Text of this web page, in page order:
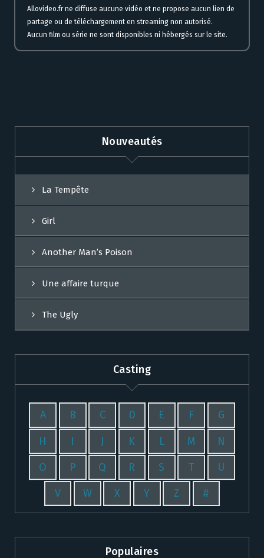
Allovideo.fr ne diffuse aucune vidéo et ne propose aucun lien de
partage ou de téléchargement en streaming non autorisé.
Aucun film ou série ne sont disponibles ni hébergés sur le site.
Nouveautés
La Tempête
Girl
Another Man’s Poison
Une affaire turque
The Ugly
Casting
A B C D E F G
H I J K L M N
O P Q R S T U
V W X Y Z #
Populaires